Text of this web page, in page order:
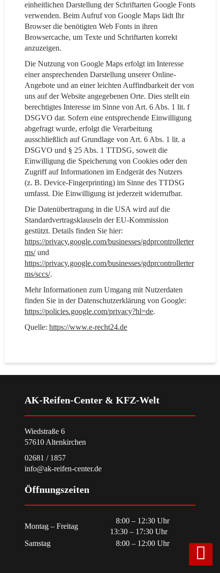
einheitlichen Darstellung der Schriftarten Google Fonts
verwenden. Beim Aufruf von Google Maps lädt Ihr
Browser die benötigten Web Fonts in ihren
Browsercache, um Texte und Schriftarten korrekt
anzuzeigen.
Die Nutzung von Google Maps erfolgt im Interesse
einer ansprechenden Darstellung unserer Online-
Angebote und an einer leichten Auffindbarkeit der von
uns auf der Website angegebenen Orte. Dies stellt ein
berechtigtes Interesse im Sinne von Art. 6 Abs. 1 lit. f
DSGVO dar. Sofern eine entsprechende Einwilligung
abgefragt wurde, erfolgt die Verarbeitung
ausschließlich auf Grundlage von Art. 6 Abs. 1 lit. a
DSGVO und § 25 Abs. 1 TTDSG, soweit die
Einwilligung die Speicherung von Cookies oder den
Zugriff auf Informationen im Endgerät des Nutzers
(z. B. Device-Fingerprinting) im Sinne des TTDSG
umfasst. Die Einwilligung ist jederzeit widerrufbar.
Die Datenübertragung in die USA wird auf die
Standardvertragsklauseln der EU-Kommission
gestützt. Details finden Sie hier:
https://privacy.google.com/businesses/gdprcontrollerter
ms/und
https://privacy.google.com/businesses/gdprcontrollerter
ms/sccs/.
Mehr Informationen zum Umgang mit Nutzerdaten
finden Sie in der Datenschutzerklärung von Google:
https://policies.google.com/privacy?hl=de.
Quelle: https://www.e-recht24.de
AK-Reifen-Center & KFZ-Welt
Wiedstraße 6
57610 Altenkirchen
02681 / 1857
info@ak-reifen-center.de
Öffnungszeiten
Montag – Freitag
8:00 – 12:30 Uhr
13:30 – 17:30 Uhr
Samstag
8:00 – 12:00 Uhr